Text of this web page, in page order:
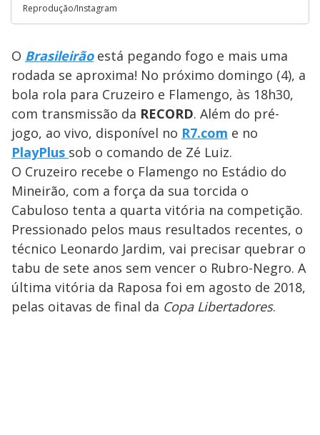
Reprodução/Instagram
O Brasileirãoestá pegando fogo e mais uma
rodada se aproxima! No próximo domingo (4), a
bola rola para Cruzeiro e Flamengo, às 18h30,
com transmissão da RECORD. Além do pré-
jogo, ao vivo, disponível no R7.com e no
PlayPlus sob o comando de Zé Luiz.
O Cruzeiro recebe o Flamengo no Estádio do
Mineirão, com a força da sua torcida o
Cabuloso tenta a quarta vitória na competição.
Pressionado pelos maus resultados recentes, o
técnico Leonardo Jardim, vai precisar quebrar o
tabu de sete anos sem vencer o Rubro-Negro. A
última vitória da Raposa foi em agosto de 2018,
pelas oitavas de final da Copa Libertadores.